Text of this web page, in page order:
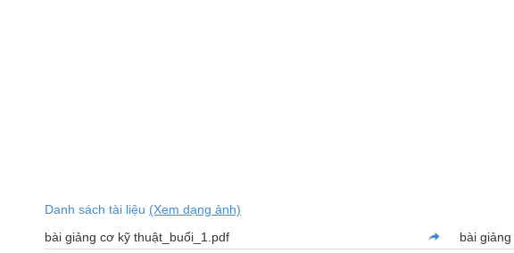
Danh sách tài liệu (Xem dạng ảnh)
bài giảng cơ kỹ thuật_buổi_1.pdf
bài